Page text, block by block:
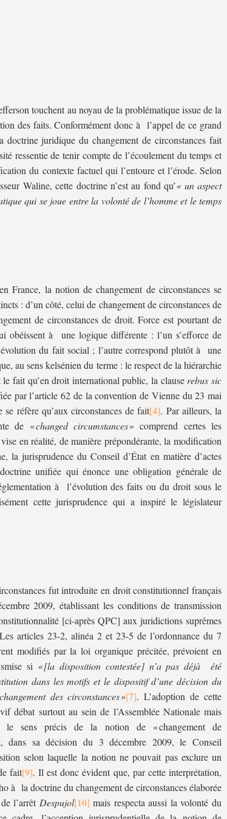
touchent au noyau de la problématique issue de la
des faits. Conformément donc à l’appel de ce grand
doctrine juridique du changement de circonstances fait
ressentie de tenir compte de l’écoulement du temps et
du contexte factuel qui l’entoure et l’érode. Selon
Waline, cette doctrine n’est au fond qu’« un aspect
qui se joue entre la volonté de l’homme et le temps
France, la notion de changement de circonstances se
: d’un côté, celui de changement de circonstances de
de circonstances de droit. Force est pourtant de
obéissent à une logique différente : l’un s’efforce de
du fait social ; l’autre correspond plutôt à une
au sens kelsénien du terme : le respect de la hiérarchie
fait qu’en droit international public, la clause rebus sic
par l’article 62 de la convention de Vienne du 23 mai
réfère qu’aux circonstances de fait
. Par ailleurs, la
de «changed circumstances» comprend certes les
en réalité, de manière prépondérante, la modification
la jurisprudence du Conseil d’État en matière d’actes
unifiée qui énonce une obligation générale de
à l’évolution des faits ou du droit sous le
cette jurisprudence qui a inspiré le législateur
fut introduite en droit constitutionnel français
2009, établissant les conditions de transmission
[ci-après QPC] aux juridictions suprêmes
articles 23-2, alinéa 2 et 23-5 de l’ordonnance du 7
modifiés par la loi organique précitée, prévoient en
si « [la disposition contestée] n’a pas déjà été
dans les motifs et le dispositif d’une décision du
des circonstances »
. L’adoption de cette
débat surtout au sein de l’Assemblée Nationale mais
le sens précis de la notion de « changement de
dans sa décision du 3 décembre 2009, le Conseil
selon laquelle la notion ne pouvait pas exclure un
fait
. Il est donc évident que, par cette interprétation,
à la doctrine du changement de circonstances élaborée
l’arrêt Despujol
mais respecta aussi la volonté du